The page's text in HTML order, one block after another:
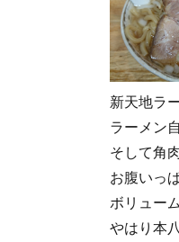
新天地ラ
ラーメン
そして角
お腹いっ
ボリュー
やはり本